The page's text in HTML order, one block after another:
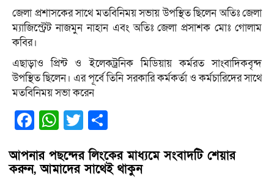
জেলা প্রশাসকের সাথে মতবিনিময় সভায় উপস্থিত ছিলেন অতিঃ জেলা
ম্যাজিস্ট্রেট নাজমুন নাহান এবং অতিঃ জেলা প্রসাশক মোঃ গোলাম
কবির।
এছাড়াও প্রিন্ট ও ইলেকট্রনিক মিডিয়ায় কর্মরত সাংবাদিকবৃন্দ
উপস্থিত ছিলেন। এর পূর্বে তিনি সরকারি কর্মকর্তা ও কর্মচারিদের সাথে
মতবিনিময় সভা করেন
Facebook
WhatsApp
Twitter
আপনার পছন্দের লিংকের মাধ্যমে সংবাদটি শেয়ার
করুন, আমাদের সাথেই থাকুন